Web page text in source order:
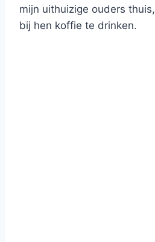
mijn uithuizige ouders
bij hen koffie te drinken.